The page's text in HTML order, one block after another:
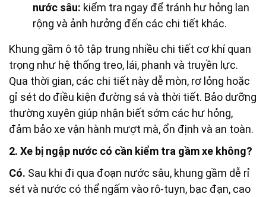
nước sâu: kiểm tra ngay để tránh hư hỏng lan
rộng và ảnh hưởng đến các chi tiết khác.
Khung gầm ô tô tập trung nhiều chi tiết cơ khí quan
trọng như hệ thống treo, lái, phanh và truyền lực.
Qua thời gian, các chi tiết này dễ mòn, rơ lỏng hoặc
gỉ sét do điều kiện đường sá và thời tiết. Bảo dưỡng
thường xuyên giúp nhận biết sớm các hư hỏng,
đảm bảo xe vận hành mượt mà, ổn định và an toàn.
2. Xe bị ngập nước có cần kiểm tra gầm xe không?
Có. Sau khi đi qua đoạn nước sâu, khung gầm dễ rỉ
sét và nước có thể ngấm vào rô-tuyn, bạc đạn, cao